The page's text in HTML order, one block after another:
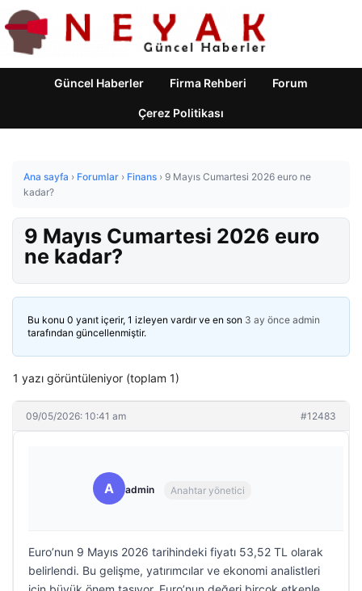
Güncel Haberler Firma Rehberi Forum
Çerez Politikası
Ana sayfa › Forumlar › Finans › 9 Mayıs Cumartesi 2026 euro ne
kadar?
9 Mayıs Cumartesi 2026 euro
ne kadar?
Bu konu 0 yanıt içerir, 1 izleyen vardır ve en son 3 ay önce admin
tarafından güncellenmiştir.
1 yazı görüntüleniyor (toplam 1)
09/05/2026: 10:41 am #12483
A admin Anahtar yönetici
Euro’nun 9 Mayıs 2026 tarihindeki fiyatı 53,52 TL olarak
belirlendi. Bu gelişme, yatırımcılar ve ekonomi analistleri